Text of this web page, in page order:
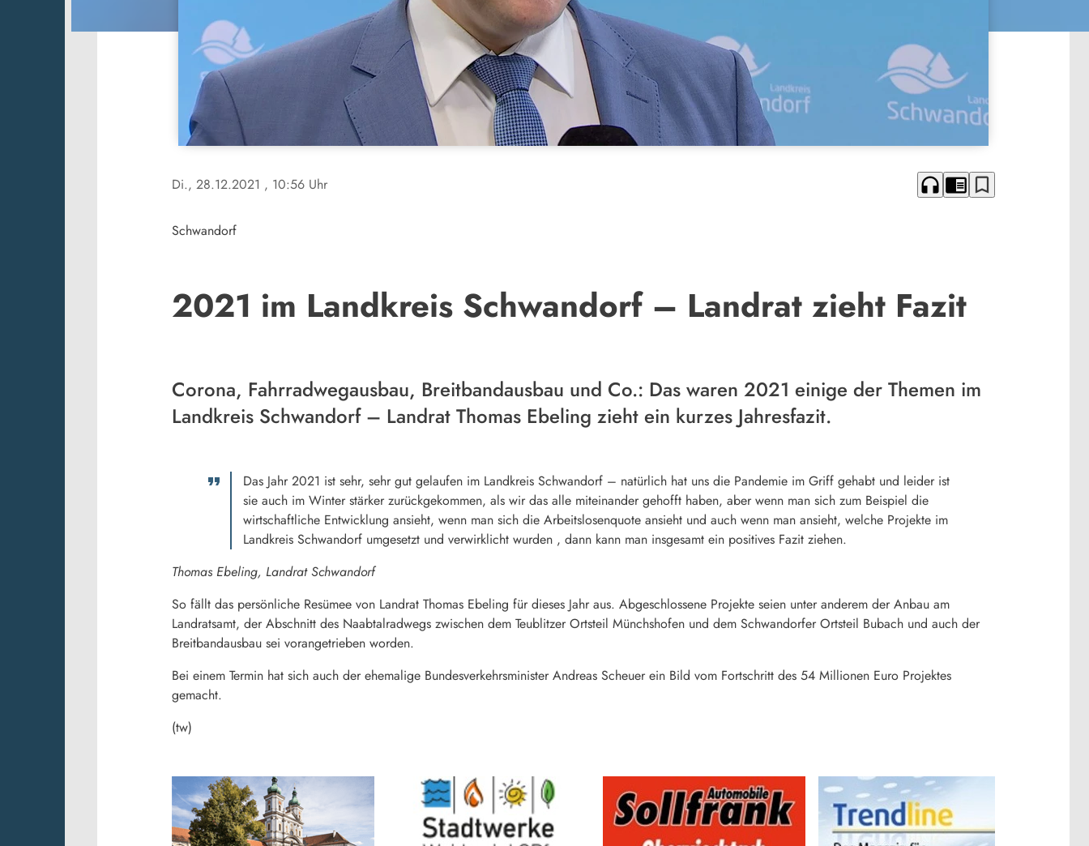
Di., 28.12.2021 , 10:56 Uhr headphones chrome_reader_mode bookmark_border
Schwandorf
2021 im Landkreis Schwandorf – Landrat zieht Fazit
Corona, Fahrradwegausbau, Breitbandausbau und Co.: Das waren 2021 einige der Themen im
Landkreis Schwandorf – Landrat Thomas Ebeling zieht ein kurzes Jahresfazit.
Das Jahr 2021 ist sehr, sehr gut gelaufen im Landkreis Schwandorf – natürlich hat uns die Pandemie im Griff gehabt und leider ist
sie auch im Winter stärker zurückgekommen, als wir das alle miteinander gehofft haben, aber wenn man sich zum Beispiel die
wirtschaftliche Entwicklung ansieht, wenn man sich die Arbeitslosenquote ansieht und auch wenn man ansieht, welche Projekte im
Landkreis Schwandorf umgesetzt und verwirklicht wurden , dann kann man insgesamt ein positives Fazit ziehen.
Thomas Ebeling, Landrat Schwandorf
So fällt das persönliche Resümee von Landrat Thomas Ebeling für dieses Jahr aus. Abgeschlossene Projekte seien unter anderem der Anbau am
Landratsamt, der Abschnitt des Naabtalradwegs zwischen dem Teublitzer Ortsteil Münchshofen und dem Schwandorfer Ortsteil Bubach und auch der
Breitbandausbau sei vorangetrieben worden.
Bei einem Termin hat sich auch der ehemalige Bundesverkehrsminister Andreas Scheuer ein Bild vom Fortschritt des 54 Millionen Euro Projektes
gemacht.
(tw)